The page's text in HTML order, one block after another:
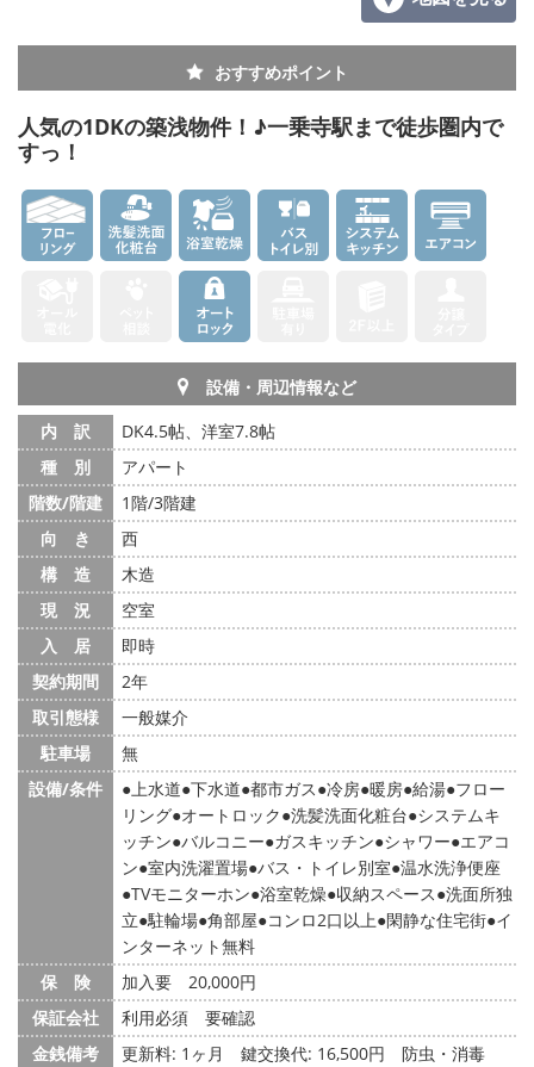
おすすめポイント
人気の1DKの築浅物件！♪一乗寺駅まで徒歩圏内で
すっ！
設備・周辺情報など
内 訳
DK4.5帖、洋室7.8帖
種 別
アパート
階数/階建
1階/3階建
向 き
西
構 造
木造
現 況
空室
入 居
即時
契約期間
2年
取引態様
一般媒介
駐車場
無
設備/条件
上水道 下水道 都市ガス 冷房 暖房 給湯 フロー
リング オートロック 洗髪洗面化粧台 システムキ
ッチン バルコニー ガスキッチン シャワー エアコ
ン 室内洗濯置場 バス・トイレ別室 温水洗浄便座
TVモニターホン 浴室乾燥 収納スペース 洗面所独
立 駐輪場 角部屋 コンロ2口以上 閑静な住宅街 イ
ンターネット無料
保 険
加入要 20,000円
保証会社
利用必須 要確認
金銭備考
更新料: 1ヶ月 鍵交換代: 16,500円
防虫・消毒